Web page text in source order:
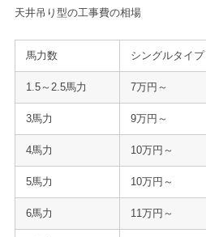
天井吊り型の工事費の相場
馬力数 シングルタイプ
1.5～2.5馬力 7万円～
3馬力 9万円～
4馬力 10万円～
5馬力 10万円～
6馬力 11万円～